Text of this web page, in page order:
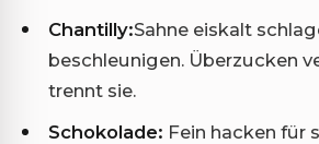
Chantilly:Sahne eiskalt
beschleunigen. Überzucken
trennt sie.
Schokolade: Fein hacken für